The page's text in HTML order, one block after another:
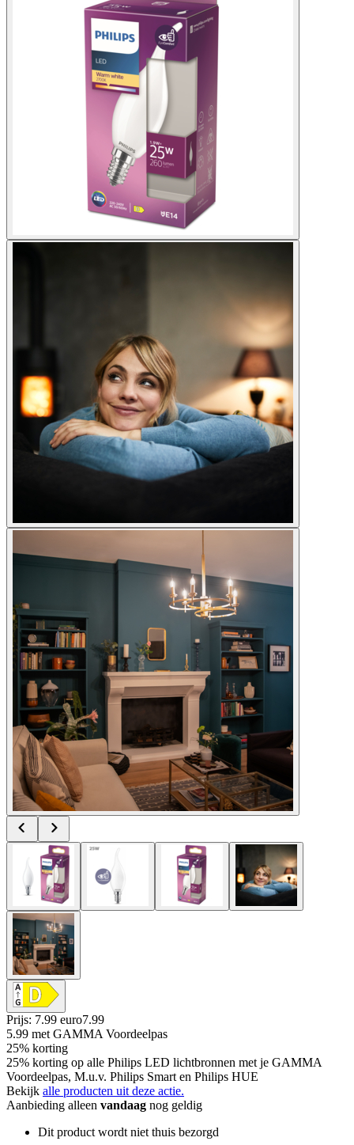
Prijs: 7.99 euro7.99
5.99 met GAMMA Voordeelpas
25% korting
25% korting op alle Philips LED lichtbronnen met je GAMMA
Voordeelpas, M.u.v. Philips Smart en Philips HUE
Bekijk alle producten uit deze actie.
Aanbieding alleen vandaag nog geldig
Dit product wordt niet thuis bezorgd